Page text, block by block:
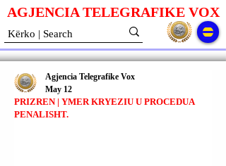
AGJENCIA TELEGRAFIKE VOX
PRIZREN | YMER KRYEZIU U PROCEDUA
PENALISHT.
Agjencia Telegrafike Vox
May 12